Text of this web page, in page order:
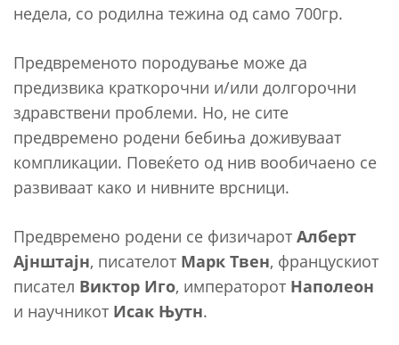
недела, со родилна тежина од само 700гр.
Предвременото породување може да
предизвика краткорочни и/или долгорочни
здравствени проблеми. Но, не сите
предвремено родени бебиња доживуваат
компликации. Повеќето од нив вообичаено се
развиваат како и нивните врсници.
Предвремено родени се физичарот Алберт
Ајнштајн, писателот Марк Твен, францускиот
писател Виктор Иго, императорот Наполеон
и научникот Исак Њутн.